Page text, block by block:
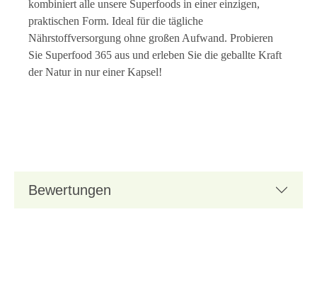
kombiniert alle unsere Superfoods in einer einzigen,
praktischen Form. Ideal für die tägliche
Nährstoffversorgung ohne großen Aufwand. Probieren
Sie Superfood 365 aus und erleben Sie die geballte Kraft
der Natur in nur einer Kapsel!
Bewertungen